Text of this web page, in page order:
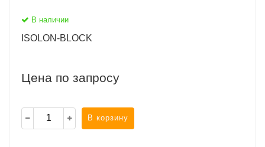
В наличии
ISOLON-BLOCK
Цена по запросу
В корзину